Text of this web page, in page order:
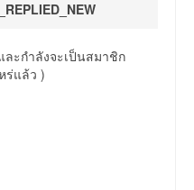
ละกำลังจะเป็นสมาชิก
ร่แล้ว )